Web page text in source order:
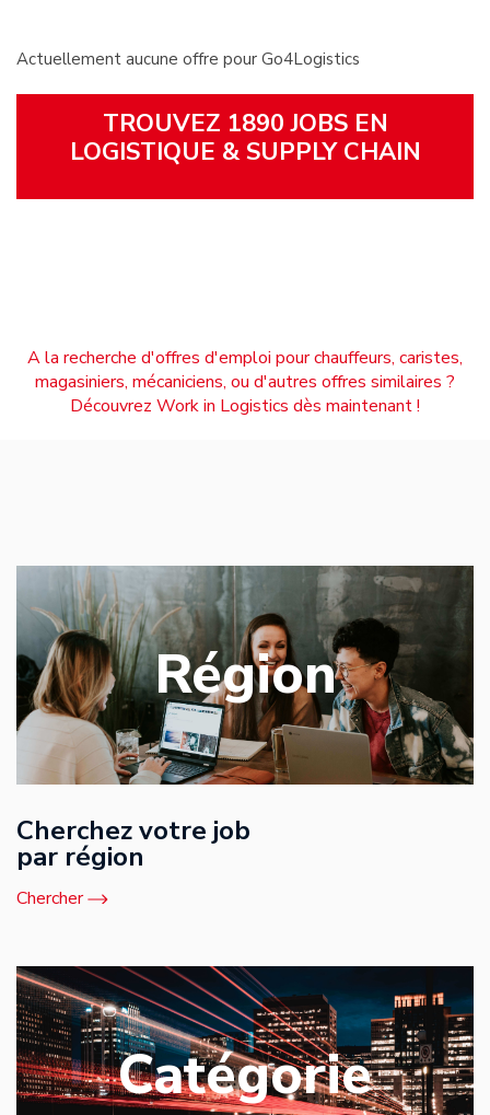
Actuellement aucune offre pour Go4Logistics
TROUVEZ 1890 JOBS EN
LOGISTIQUE & SUPPLY CHAIN
A la recherche d'offres d'emploi pour chauffeurs, caristes,
magasiniers, mécaniciens, ou d'autres offres similaires ?
Découvrez Work in Logistics dès maintenant !
Région
Cherchez votre job
par région
Chercher
Catégorie